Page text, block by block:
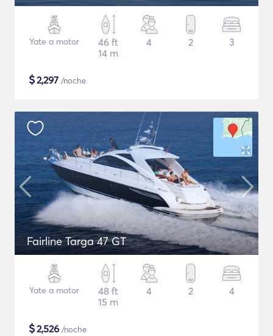
Yate a motor
46 ft
14 m
4 2 3
$2,297 /noche
Fairline Targa 47 GT
Yate a motor
48 ft
15 m
4 2 4
$2,526 /noche